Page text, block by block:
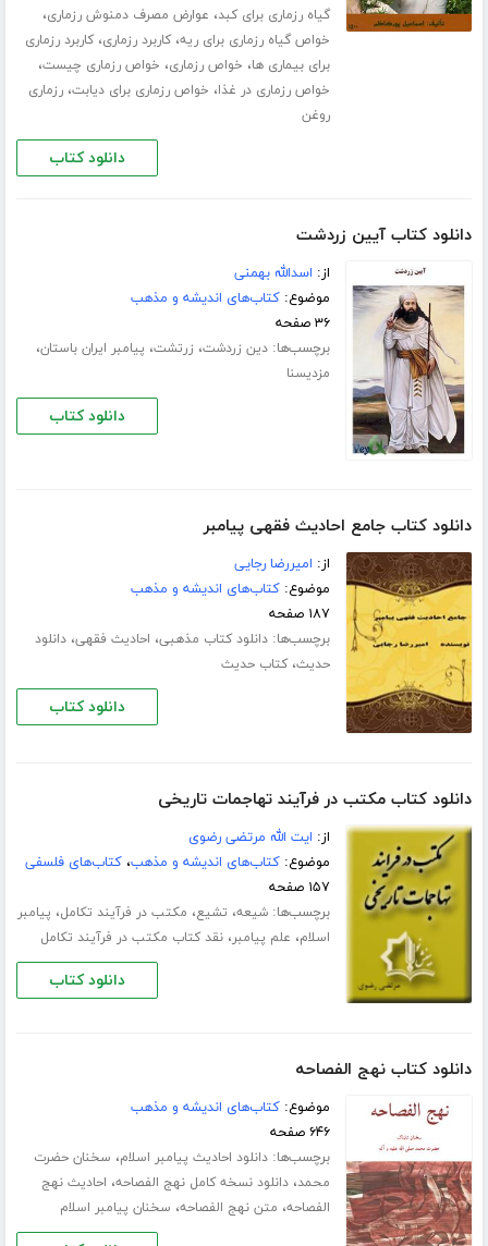
گیاه رزماری برای کبد، عوارض مصرف دمنوش رزماری،
خواص گیاه رزماری برای ریه،کاربرد رزماری،کاربرد رزماری
برای بیماری ها، خواص رزماری، خواص رزماری چیست،
خواص رزماری در غذا، خواص رزماری برای دیابت،رزماری
روغن
دانلود کتاب
دانلود کتاب آیین زردشت
از: اسدالله بهمنی
موضوع:کتاب‌های اندیشه و مذهب
۳۶ صفحه
برچسب‌ها:دین زردشت، زرتشت، پیامبر ایران باستان،
مزدیسنا
دانلود کتاب
دانلود کتاب جامع احادیث فقهی پیامبر
از: امیررضا رجایی
موضوع:کتاب‌های اندیشه و مذهب
۱۸۷ صفحه
برچسب‌ها:دانلود کتاب مذهبی، احادیث فقهی،دانلود
حدیث،کتاب حدیث
دانلود کتاب
دانلود کتاب مکتب در فرآیند تهاجمات تاریخی
از: ایت الله مرتضی رضوی
موضوع:کتاب‌های اندیشه و مذهب،کتاب‌های فلسفی
۱۵۷ صفحه
برچسب‌ها:شیعه، تشیع، مکتب در فرآیند تکامل، پیامبر
اسلام، علم پیامبر،نقد کتاب مکتب در فرآیند تکامل
دانلود کتاب
دانلود کتاب نهج الفصاحه
موضوع:کتاب‌های اندیشه و مذهب
۶۴۶ صفحه
برچسب‌ها:دانلود احادیث پیامبر اسلام، سخنان حضرت
محمد،دانلود نسخه کامل نهج الفصاحه، احادیث نهج
الفصاحه، متن نهج الفصاحه، سخنان پیامبر اسلام